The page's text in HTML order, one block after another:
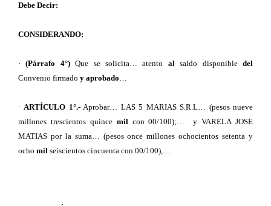
Debe Decir:
CONSIDERANDO:
·(Párrafo 4°)Que se solicita… atento alsaldo disponibledel
Convenio firmado y aprobado…
·ARTÍCULO 1°.-Aprobar… LAS 5 MARIAS S.R.L… (pesos nueve
millones trescientos quince mil con 00/100);… y VARELA JOSE
MATIAS por la suma… (pesos once millones ochocientos setenta y
ocho mil seiscientos cincuenta con 00/100),…